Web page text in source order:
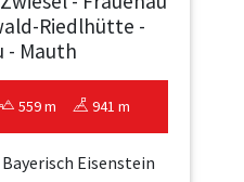
Riedlhütte -
- Mauth
559 m 941 m
Eisenstein